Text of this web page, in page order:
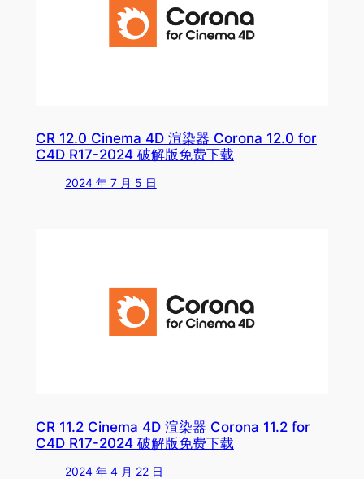
CR 12.0 Cinema 4D 渲染器 Corona 12.0 for
C4D R17-2024 破解版免费下载
2024 年 7 月 5 日
CR 11.2 Cinema 4D 渲染器 Corona 11.2 for
C4D R17-2024 破解版免费下载
2024 年 4 月 22 日